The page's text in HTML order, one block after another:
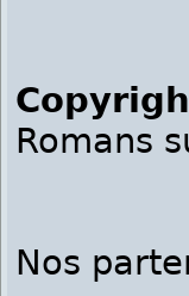
Romans
Nos